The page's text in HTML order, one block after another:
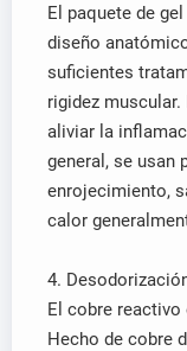
El paquete de
diseño
suficientes
rigidez
aliviar la
general, se usan
enrojecimiento,
calor
4.
El cobre
Hecho de cobre